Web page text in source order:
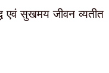
एवं सुखमय जीवन व्यतीत